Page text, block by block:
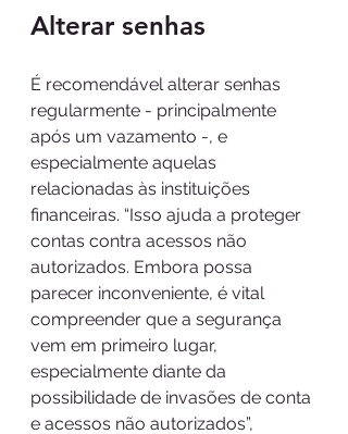
Alterar senhas
É recomendável alterar senhas
regularmente - principalmente
após um vazamento -, e
especialmente aquelas
relacionadas às instituições
financeiras. “Isso ajuda a proteger
contas contra acessos não
autorizados. Embora possa
parecer inconveniente, é vital
compreender que a segurança
vem em primeiro lugar,
especialmente diante da
possibilidade de invasões de conta
e acessos não autorizados”,